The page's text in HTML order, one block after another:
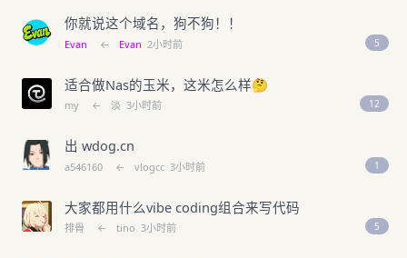
你就说这个域名，狗不狗！！
Evan ← Evan 2小时前 5
适合做Nas的玉米，这米怎么样🤔
my ← 淡 3小时前 12
出 wdog.cn
a546160 ← vlogcc 3小时前 1
大家都用什么vibe coding组合来写代码
排骨 ← tino 3小时前 5